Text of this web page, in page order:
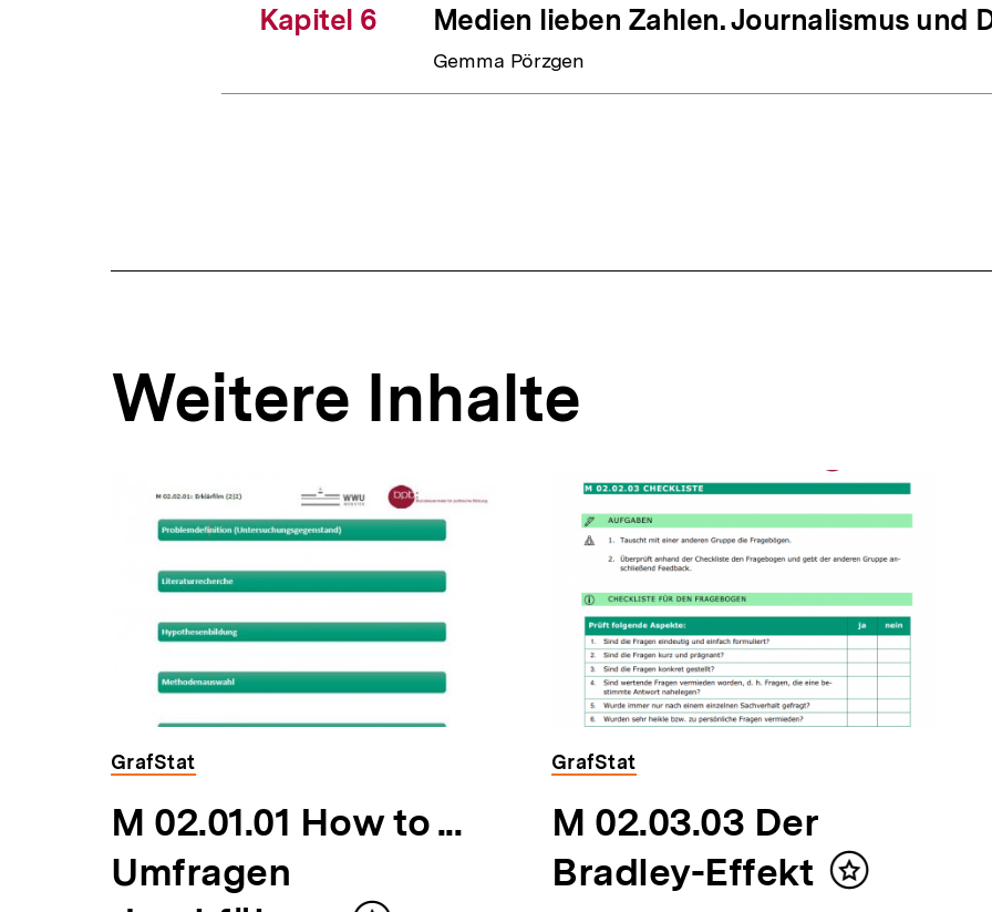
Kapitel 6 Medien lieben Zahlen. Journalismus und
Gemma Pörzgen
Weitere Inhalte
weitere
Inhalte
überspringen
GrafStat
M 02.01.01 How to ...
Umfragen
GrafStat
M 02.03.03 Der
Bradley-Effekt
Inhalt